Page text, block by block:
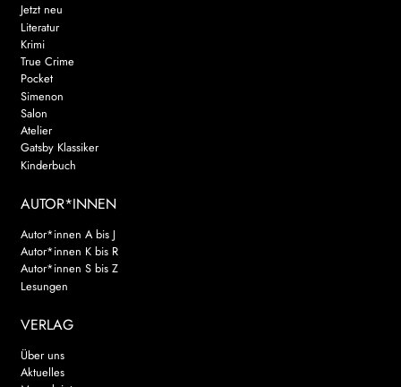
Jetzt neu
Literatur
Krimi
True Crime
Pocket
Simenon
Salon
Atelier
Gatsby Klassiker
Kinderbuch
AUTOR*INNEN
Autor*innen A bis J
Autor*innen K bis R
Autor*innen S bis Z
Lesungen
VERLAG
Über uns
Aktuelles